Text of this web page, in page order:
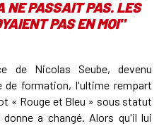
NE PASSAIT PAS. LES
PAS EN MOI"
de Nicolas Seube, devenu
de formation, l'ultime rempart
« Rouge et Bleu » sous statut
a changé. Alors qu'il lui